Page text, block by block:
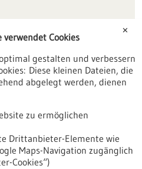
✕
verwendet Cookies
gestalten und verbessern
Diese kleinen Dateien, die
abgelegt werden, dienen
zu ermöglichen
Drittanbieter-Elemente wie
Maps-Navigation zugänglich
Cookies“)